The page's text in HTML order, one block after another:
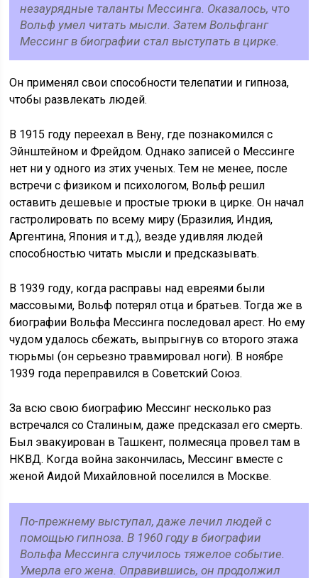
незаурядные таланты Мессинга. Оказалось, что
Вольф умел читать мысли. Затем Вольфганг
Мессинг в биографии стал выступать в цирке.
Он применял свои способности телепатии и гипноза,
чтобы развлекать людей.
В 1915 году переехал в Вену, где познакомился с
Эйнштейном и Фрейдом. Однако записей о Мессинге
нет ни у одного из этих ученых. Тем не менее, после
встречи с физиком и психологом, Вольф решил
оставить дешевые и простые трюки в цирке. Он начал
гастролировать по всему миру (Бразилия, Индия,
Аргентина, Япония и т.д.), везде удивляя людей
способностью читать мысли и предсказывать.
В 1939 году, когда расправы над евреями были
массовыми, Вольф потерял отца и братьев. Тогда же в
биографии Вольфа Мессинга последовал арест. Но ему
чудом удалось сбежать, выпрыгнув со второго этажа
тюрьмы (он серьезно травмировал ноги). В ноябре
1939 года переправился в Советский Союз.
За всю свою биографию Мессинг несколько раз
встречался со Сталиным, даже предсказал его смерть.
Был эвакуирован в Ташкент, полмесяца провел там в
НКВД. Когда война закончилась, Мессинг вместе с
женой Аидой Михайловной поселился в Москве.
По-прежнему выступал, даже лечил людей с
помощью гипноза. В 1960 году в биографии
Вольфа Мессинга случилось тяжелое событие.
Умерла его жена. Оправившись, он продолжил